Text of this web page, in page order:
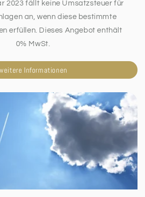
2023 fällt keine Umsatzsteuer für
an, wenn diese bestimmte
erfüllen. Dieses Angebot enthält
0% MwSt.
Informationen